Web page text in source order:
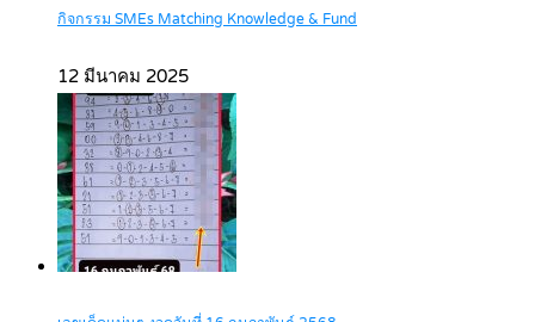
กิจกรรม SMEs Matching Knowledge & Fund
12 มีนาคม 2025